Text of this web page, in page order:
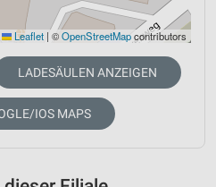
Leaflet | ©OpenStreetMapcontributors
LADESÄULEN ANZEIGEN
IOS MAPS